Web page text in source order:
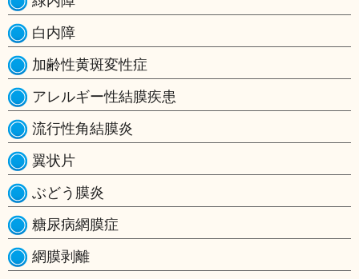
白内障
加齢性黄斑変性症
アレルギー性結膜疾患
流行性角結膜炎
翼状片
ぶどう膜炎
糖尿病網膜症
網膜剥離